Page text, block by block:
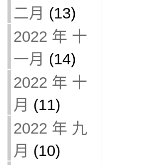
二月 (13)
2022 年 十
一月 (14)
2022 年 十
月 (11)
2022 年 九
月 (10)